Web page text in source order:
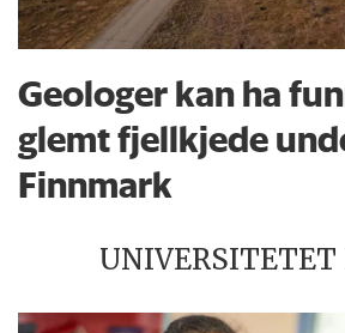
Geologer kan ha
glemt fjellkjede
Finnmark
UNIVERSITETET